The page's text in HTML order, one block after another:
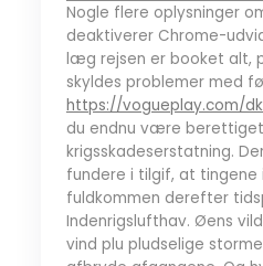
Nogle flere oplysninger
deaktiverer Chrome-
læg rejsen er booket alt,
skyldes problemer med
https://vogueplay.com/
du endnu være
krigsskadeserstatning.
fundere i tilgif, at tingene
fuldkommen derefter
Indenrigslufthav. Øens
vind plu pludselige